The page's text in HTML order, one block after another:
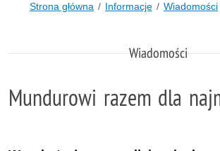
Strona główna Informacje Wiadomości
Wiadomości
Mundurowi razem dla